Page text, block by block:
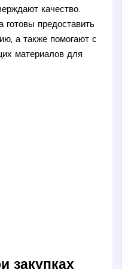
качество.
готовы предоставить
а также помогают с
материалов для
закупках